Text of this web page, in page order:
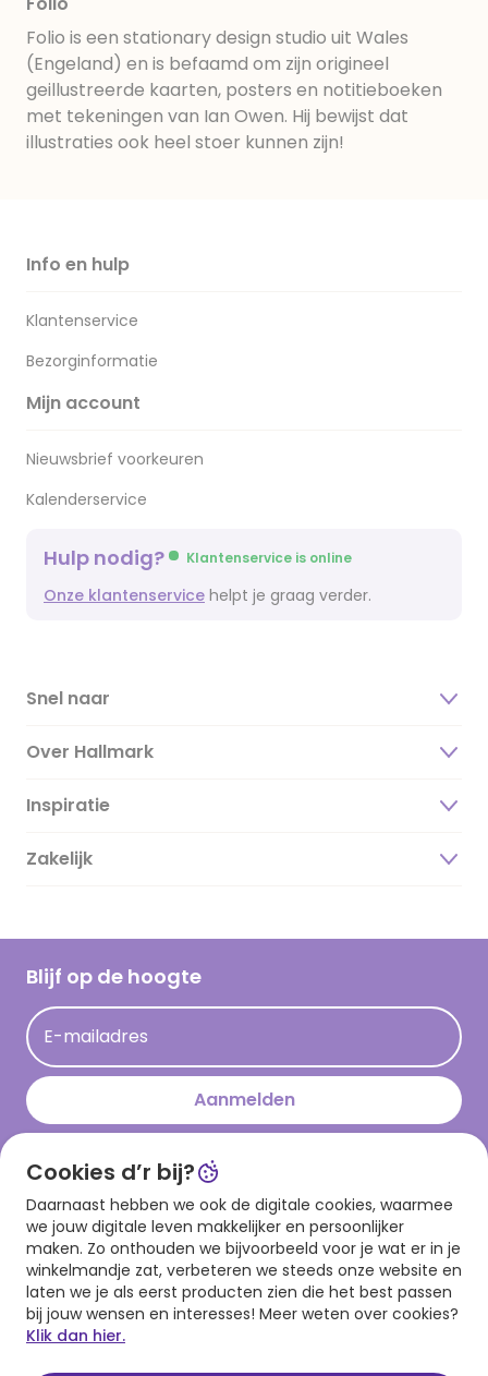
Folio is een stationary design studio uit Wales
(Engeland) en is befaamd om zijn origineel
geillustreerde kaarten, posters en notitieboeken
met tekeningen van Ian Owen. Hij bewijst dat
illustraties ook heel stoer kunnen zijn!
Info en hulp
Klantenservice
Bezorginformatie
Mijn account
Nieuwsbrief voorkeuren
Kalenderservice
Hulp nodig? Klantenservice is online
Onze klantenservice helpt je graag verder.
Snel naar
Over Hallmark
Over ons
Duurzaamheid
Hallmark Kaartclub
Acties
Persberichten
Hallmark en Kinderpostzegels
Inspiratie
Magazine
Cadeau inspiratie
Kaartinspiratie
Zakelijk
Blijf op de hoogte
E-mailadres
Aanmelden
Download onze app
Cookies d’r bij?
Daarnaast hebben we ook de digitale cookies, waarmee
we jouw digitale leven makkelijker en persoonlijker
maken. Zo onthouden we bijvoorbeeld voor je wat er in je
winkelmandje zat, verbeteren we steeds onze website en
laten we je als eerst producten zien die het best passen
bij jouw wensen en interesses! Meer weten over cookies?
Klik dan hier.